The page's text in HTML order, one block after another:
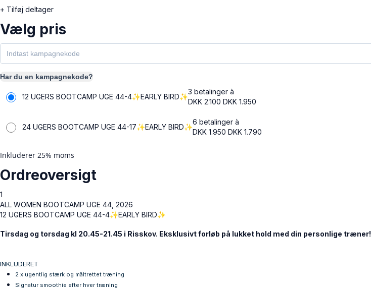
+ Tilføj deltager
Vælg pris
Har du en kampagnekode?
12 UGERS BOOTCAMP UGE 44-4✨EARLY BIRD✨
3 betalinger à
DKK 2.100 DKK 1.950
24 UGERS BOOTCAMP UGE 44-17✨EARLY BIRD✨
6 betalinger à
DKK 1.950 DKK 1.790
Inkluderer 25% moms
Ordreoversigt
1
ALL WOMEN BOOTCAMP UGE 44, 2026
12 UGERS BOOTCAMP UGE 44-4✨EARLY BIRD✨
Tirsdag og torsdag kl 20.45-21.45 i Risskov. Eksklusivt forløb på lukket hold med din personlige træner!
INKLUDERET
2 x ugentlig stærk og måltrettet træning
Signatur smoothie efter hver træning